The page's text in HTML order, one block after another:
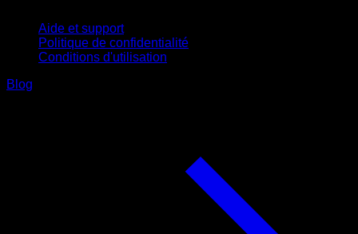
Aide et support
Politique de confidentialité
Conditions d'utilisation
Blog